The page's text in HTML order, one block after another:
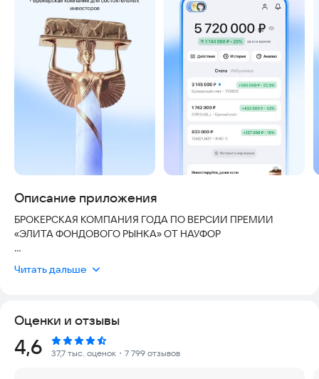
Описание приложения
БРОКЕРСКАЯ КОМПАНИЯ ГОДА ПО ВЕРСИИ ПРЕМИИ
«ЭЛИТА ФОНДОВОГО РЫНКА» ОТ НАУФОР
современные финтех‑решения — в одном приложении. Что
ИНТЕЛЛЕКТ — ПОДПИСКА НА СТРАТЕГИЮ С
АВТОМАТИЧЕСКИМ ИСПОЛНЕНИЕМ СДЕЛОК
Сервис инвестконсультирования для тех, кто хочет
Читать дальше
Оценки и отзывы
Рейтинг:
4,6 37,7 тыс. оценок ・7 799 отзывов